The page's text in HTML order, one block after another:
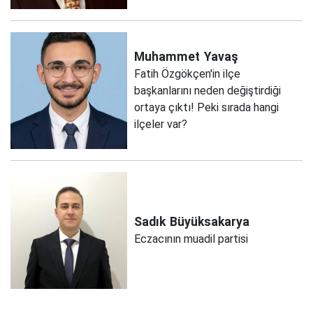
Muhammet Yavaş
Fatih Özgökçen'in ilçe
başkanlarını neden değiştirdiği
ortaya çıktı! Peki sırada hangi
ilçeler var?
Sadık Büyüksakarya
Eczacının muadil partisi